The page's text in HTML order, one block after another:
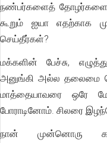
நண்பர்களைத் தோழர்களை
கூறும் ஐயா எதற்காக
செய்தீர்கள்?
மக்களின் பேச்சு,
அனுங்கி அல்ல தலைமை
மாத்தையாவரை ஒரே
போராடினோம். சிலரை
நான் முன்னொரு